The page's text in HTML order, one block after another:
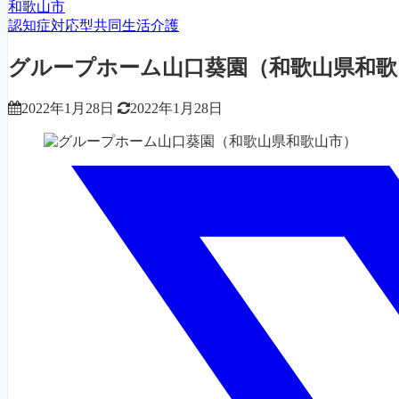
和歌山市
認知症対応型共同生活介護
グループホーム山口葵園（和歌山県和
2022年1月28日 2022年1月28日